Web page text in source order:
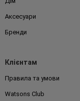
Аксесуари
Бренди
Клієнтам
Правила та умови
Watsons Club